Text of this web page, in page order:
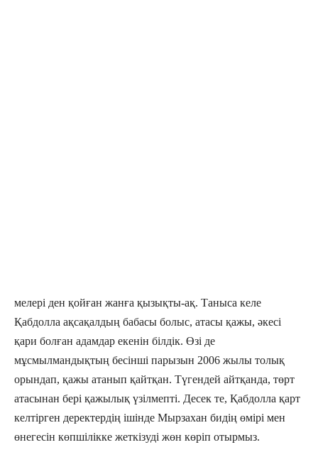
мелері ден қойған жанға қызықты-ақ. Таныса келе
Қабдолла ақсақалдың бабасы болыс, атасы қажы, әкесі
қари болған адамдар екенін білдік. Өзі де
мұсмылмандықтың бесінші парызын 2006 жылы толық
орындап, қажы атанып қайтқан. Түгендей айтқанда, төрт
атасынан бері қажылық үзілмепті. Десек те, Қабдолла қарт
келтірген деректердің ішінде Мырзахан бидің өмірі мен
өнегесін көпшілікке жеткізуді жөн көріп отырмыз.